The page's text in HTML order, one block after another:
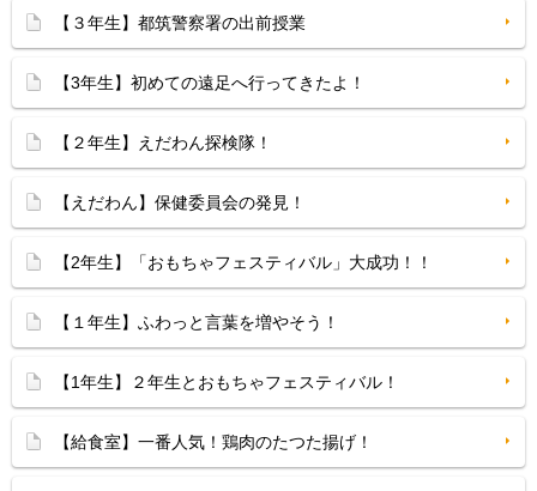
【３年生】都筑警察署の出前授業
【3年生】初めての遠足へ行ってきたよ！
【２年生】えだわん探検隊！
【えだわん】保健委員会の発見！
【2年生】「おもちゃフェスティバル」大成功！！
【１年生】ふわっと言葉を増やそう！
【1年生】２年生とおもちゃフェスティバル！
【給食室】一番人気！鶏肉のたつた揚げ！